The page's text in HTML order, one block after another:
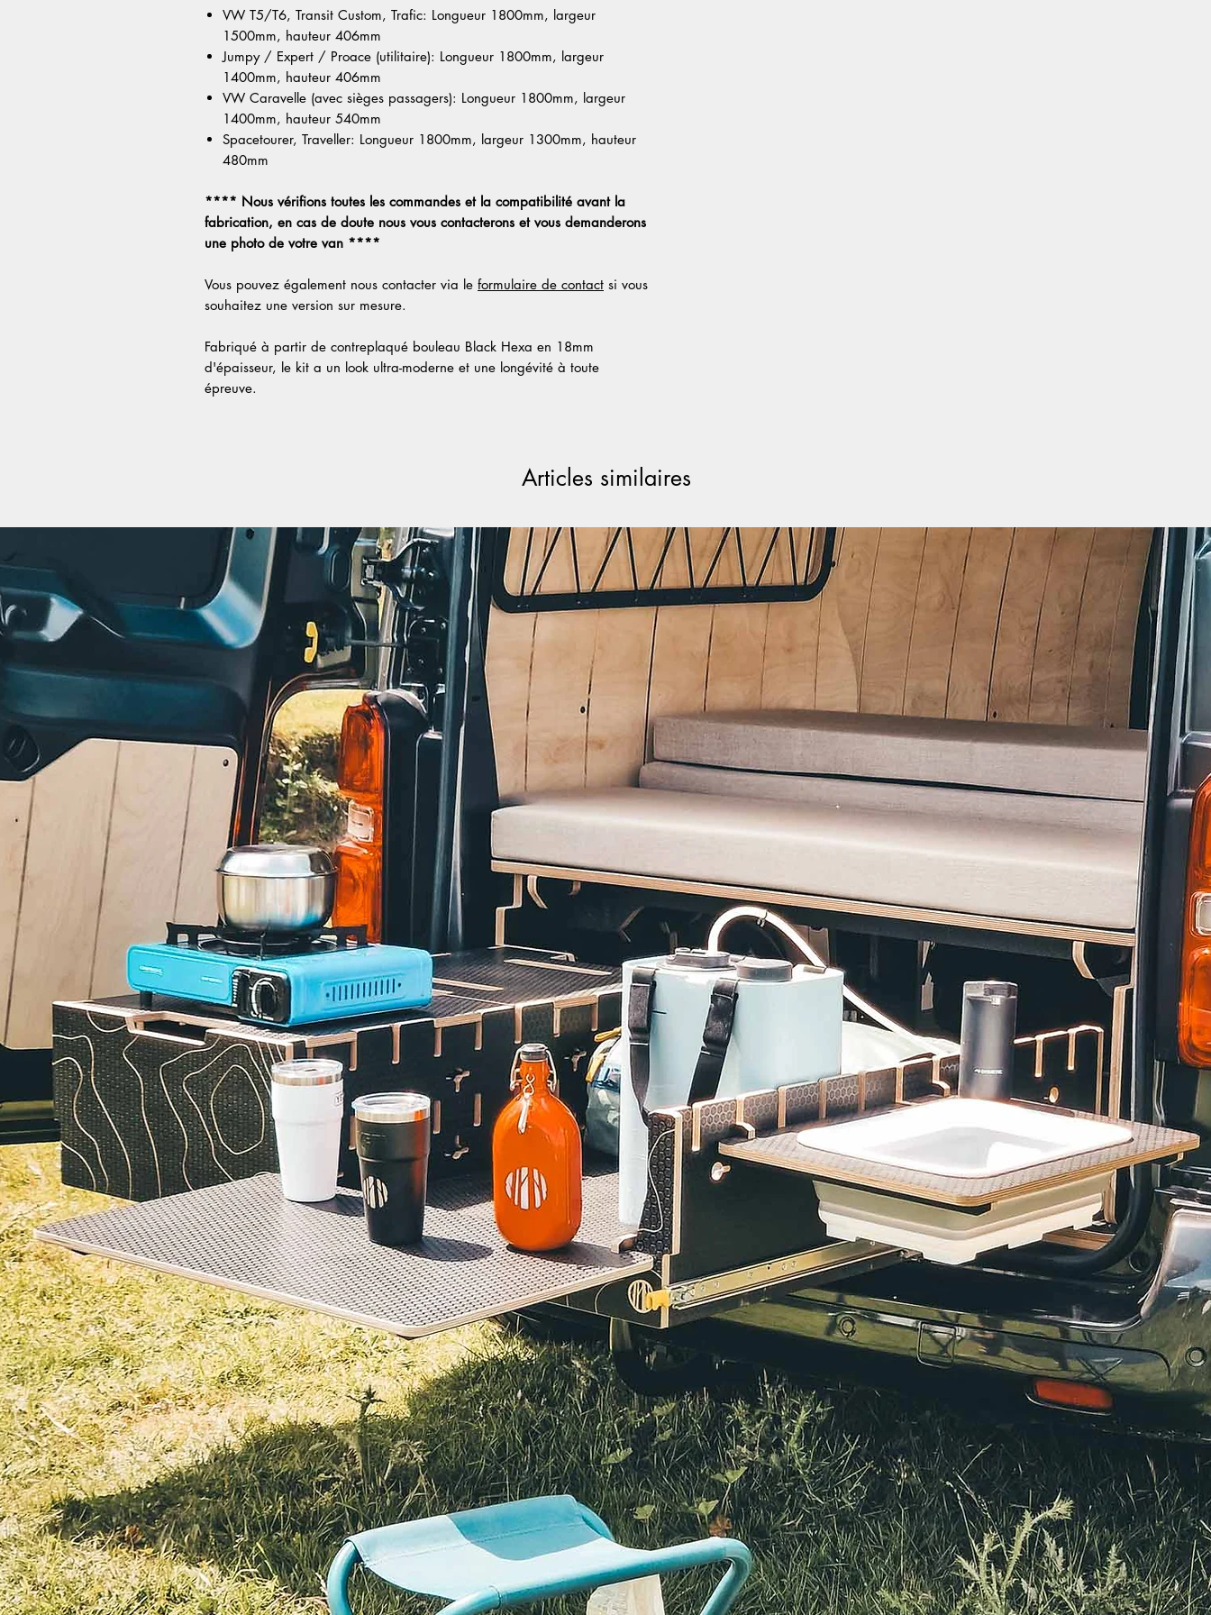
VW T5/T6, Transit Custom, Trafic: Longueur 1800mm, largeur
1500mm, hauteur 406mm
Jumpy / Expert / Proace (utilitaire): Longueur 1800mm, largeur
1400mm, hauteur 406mm
VW Caravelle (avec sièges passagers): Longueur 1800mm, largeur
1400mm, hauteur 540mm
Spacetourer, Traveller: Longueur 1800mm, largeur 1300mm, hauteur
480mm
**** Nous vérifions toutes les commandes et la compatibilité avant la
fabrication, en cas de doute nous vous contacterons et vous demanderons
une photo de votre van ****
Vous pouvez également nous contacter via le formulaire de contact si vous
souhaitez une version sur mesure.
Fabriqué à partir de contreplaqué bouleau Black Hexa en 18mm
d'épaisseur, le kit a un look ultra-moderne et une longévité à toute
épreuve.
Articles similaires